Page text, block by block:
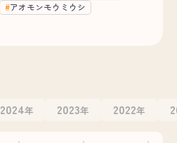
アオモンモウミウシ
2024年 2023年 2022年